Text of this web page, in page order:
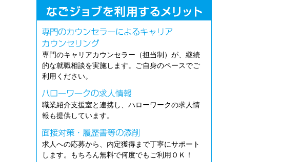
専門のキャリアカウンセラー（担当制）が、継続
的な就職相談を実施します。ご自身のペースでご
利用ください。
職業紹介支援室と連携し、ハローワークの求人情
報も提供しています。
求人への応募から、内定獲得まで丁寧にサポート
します。もちろん無料で何度でもご利用ＯＫ！